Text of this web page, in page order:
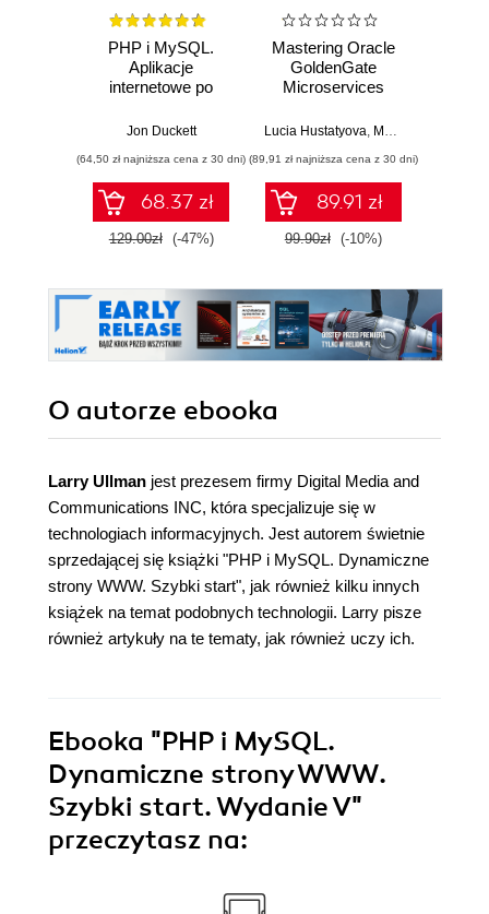
PHP i MySQL.
Aplikacje
internetowe po
Jon Duckett
(64,50 zł najniższa cena z 30 dni)
68.37 zł
129.00zł (-47%)
Mastering Oracle
GoldenGate
Microservices
Lucia Hustatyova, Mariami Kupatadze
(89,91 zł najniższa cena z 30 dni)
89.91 zł
99.90zł (-10%)
O autorze ebooka
Larry Ullman jest prezesem firmy Digital Media and
Communications INC, która specjalizuje się w
technologiach informacyjnych. Jest autorem świetnie
sprzedającej się książki "PHP i MySQL. Dynamiczne
strony WWW. Szybki start", jak również kilku innych
książek na temat podobnych technologii. Larry pisze
również artykuły na te tematy, jak również uczy ich.
Ebooka "PHP i MySQL.
Dynamiczne strony WWW.
Szybki start. Wydanie V"
przeczytasz na: